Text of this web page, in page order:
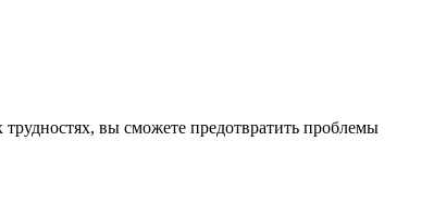
вы сможете предотвратить проблемы